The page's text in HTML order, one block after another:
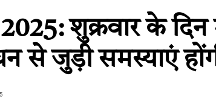
शुक्रवार के दिन
से जुड़ी समस्याएं